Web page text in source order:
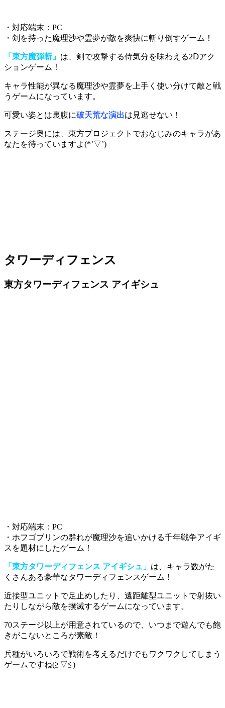
・対応端末：PC
・剣を持った魔理沙や霊夢が敵を爽快に斬り倒すゲーム！
「東方魔弾斬」 は、剣で攻撃する侍気分を味わえる2Ⅾアク
ションゲーム！
キャラ性能が異なる魔理沙や霊夢を上手く使い分けて敵と戦
うゲームになっています。
可愛い姿とは裏腹に破天荒な演出は見逃せない！
ステージ奥には、東方プロジェクトでおなじみのキャラがあ
なたを待っていますよ(*’▽’)
タワーディフェンス
東方タワーディフェンス アイギシュ
・対応端末：PC
・ホフゴブリンの群れが魔理沙を追いかける千年戦争アイギ
スを題材にしたゲーム！
「東方タワーディフェンス アイギシュ」 は、キャラ数がた
くさんある豪華なタワーディフェンスゲーム！
近接型ユニットで足止めしたり、遠距離型ユニットで射抜い
たりしながら敵を撲滅するゲームになっています。
70ステージ以上が用意されているので、いつまで遊んでも飽
きがこないところが素敵！
兵種がいろいろで戦術を考えるだけでもワクワク してしまう
ゲームですね(≧▽≦)